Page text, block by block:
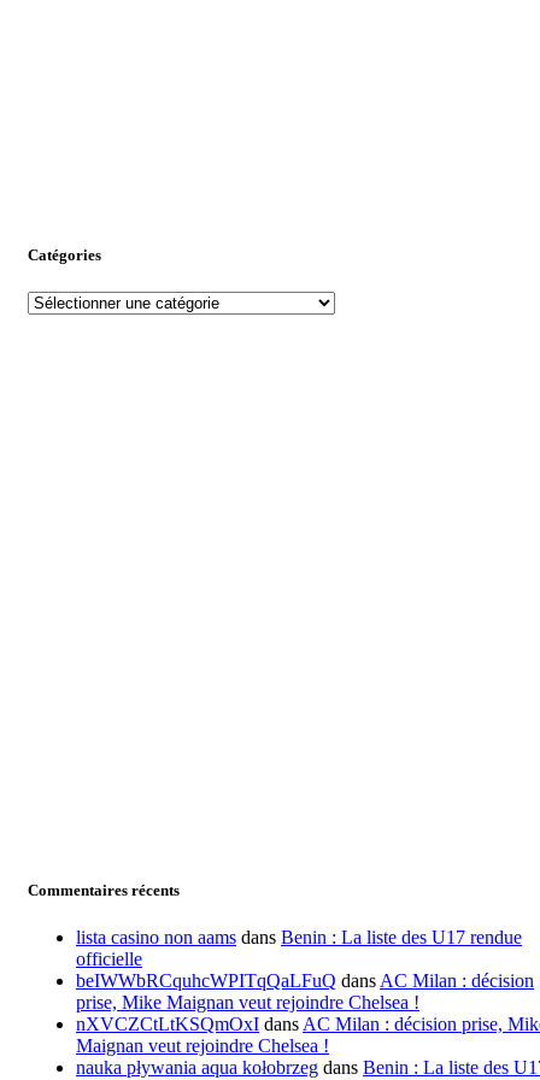
Catégories
Commentaires récents
lista casino non aams dans Benin : La liste des U17 rendue
officielle
beIWWbRCquhcWPITqQaLFuQ dans AC Milan : décision
prise, Mike Maignan veut rejoindre Chelsea !
nXVCZCtLtKSQmOxI dans AC Milan : décision prise,
Maignan veut rejoindre Chelsea !
nauka pływania aqua kołobrzeg dans Benin : La liste des